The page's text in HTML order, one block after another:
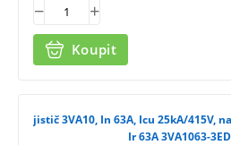
Koupit
jistič 3VA10, In 63A, Icu 25kA/415V,
Ir 63A 3VA1063-